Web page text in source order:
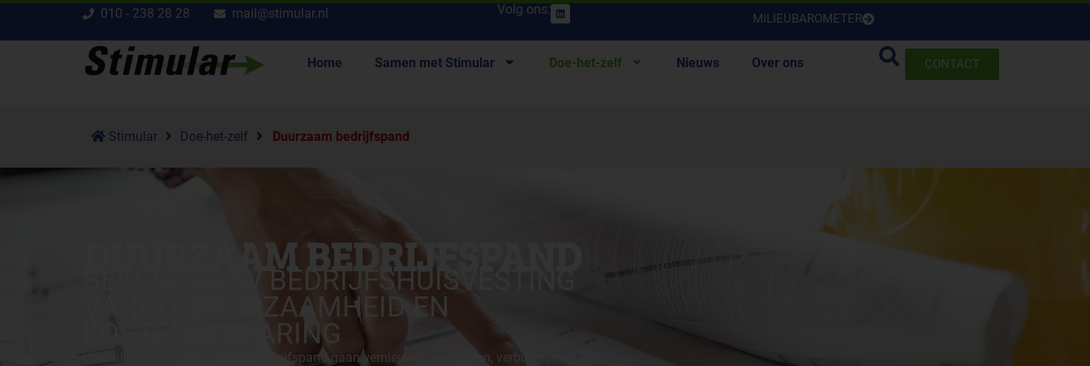
010 - 238 28 28 mail@stimular.nl Volg ons:
MILIEUBAROMETER
Home Samen met Stimular Doe-het-zelf Nieuws Over ons CONTACT
Stimular Doe-het-zelf Duurzaam bedrijfspand
DUURZAAM BEDRIJFSPAND
BEKIJK JOUW BEDRIJFSHUISVESTING
VANUIT DUURZAAMHEID EN
KOSTENBESPARING
Voor alle organisaties die hun bedrijfspand gaan vernieuwen (verhuizen, verbouwen,